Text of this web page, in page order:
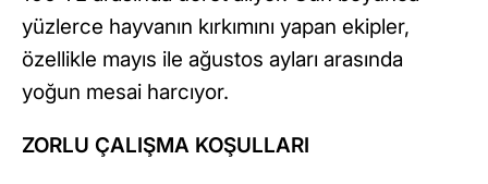
yüzlerce hayvanın kırkımını yapan ekipler,
özellikle mayıs ile ağustos ayları arasında
yoğun mesai harcıyor.
ZORLU ÇALIŞMA KOŞULLARI